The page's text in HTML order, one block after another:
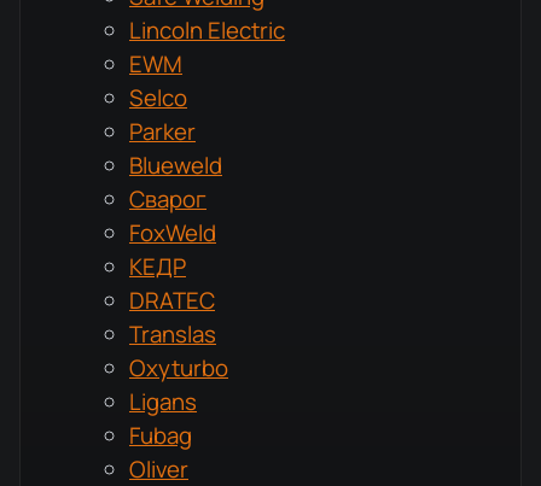
Lincoln Electric
EWM
Selco
Parker
Blueweld
Сварог
FoxWeld
КЕДР
DRATEC
Translas
Oxyturbo
Ligans
Fubag
Oliver